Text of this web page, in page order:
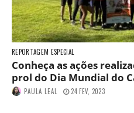
REPORTAGEM ESPECIAL
Conheça as ações
prol do Dia Mundial do
PAULA LEAL 24 FEV, 2023